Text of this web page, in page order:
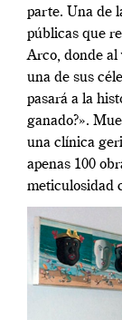
parte. Una de
públicas que
Arco, donde al
una de sus
pasará a la
ganado?».
una clínica
apenas 100
meticulosidad